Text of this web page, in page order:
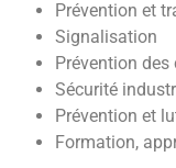
Prévention et
Signalisation
Prévention
Sécurité
Prévention et
Formation,